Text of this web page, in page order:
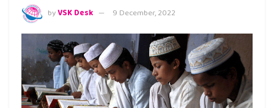
byVSK Desk 9 December, 2022